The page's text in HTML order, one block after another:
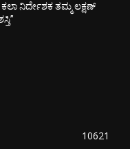
ನಿರ್ದೇಶಕ ತಮ್ಮ ಲಕ್ಷಣ್
10621